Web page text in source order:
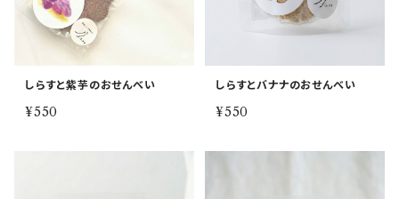
しらすと紫芋のおせんべい
¥550
しらすとバナナのおせんべい
¥550